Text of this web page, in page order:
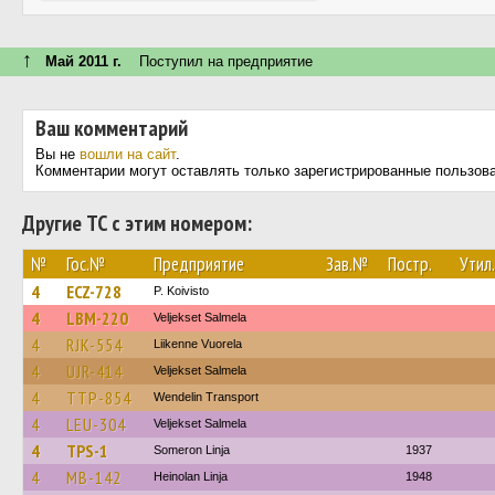
↑ Май 2011 г. Поступил на предприятие
Ваш комментарий
Вы не вошли на сайт.
Комментарии могут оставлять только зарегистрированные
Другие ТС с этим номером:
№ Гос.№ Предприятие Зав.№ Постр. Утил.
4 ECZ-728 P. Koivisto
4 LBM-220 Veljekset Salmela
4 RJK-554 Liikenne Vuorela
4 UJR-414 Veljekset Salmela
4 TTP-854 Wendelin Transport
4 LEU-304 Veljekset Salmela
4 TPS-1 Someron Linja 1937
4 MB-142 Heinolan Linja 1948